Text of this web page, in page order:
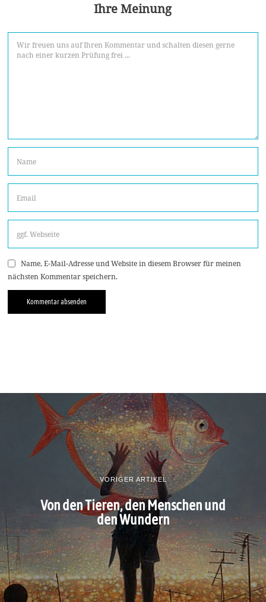
Ihre Meinung
Name, E-Mail-Adresse und Website in diesem Browser für meinen
nächsten Kommentar speichern.
VORIGER ARTIKEL
Von den Tieren, den Menschen und
den Wundern